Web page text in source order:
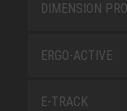
DIMENSION PRO
ERGO-ACTIVE
E-TRACK